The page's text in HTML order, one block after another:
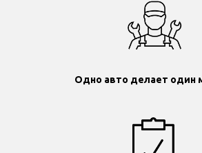
Одно авто делает один